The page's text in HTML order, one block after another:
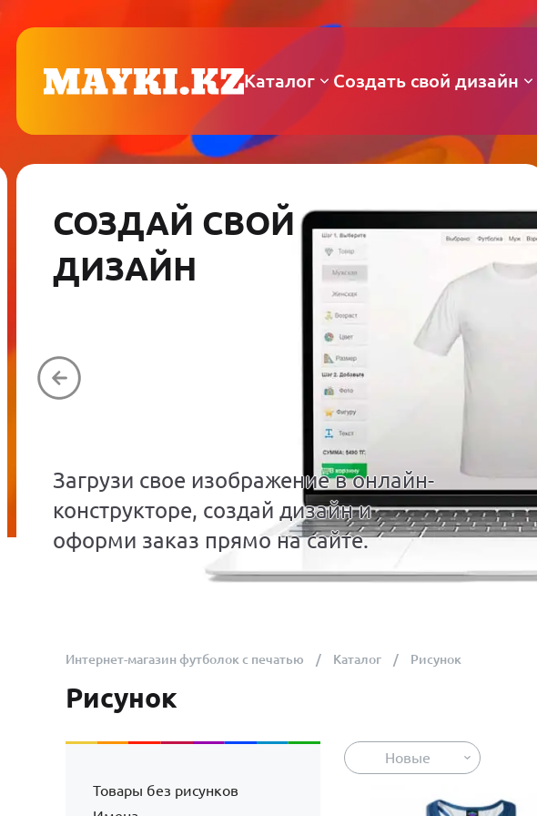
Каталог Создать свой дизайн
СОЗДАЙ СВОЙ
ДИЗАЙН
Загрузи свое изображение в онлайн-
конструкторе, создай дизайн и
оформи заказ прямо на сайте.
Интернет-магазин футболок с печатью Каталог Рисунок
Рисунок
Товары без рисунков
Новые